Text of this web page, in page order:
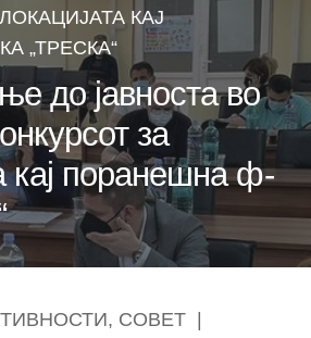
КАЈ
„ТРЕСКА“
до јавноста во
за
кај поранешна ф-
, СОВЕТ